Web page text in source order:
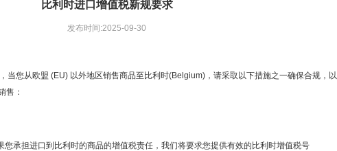
比利时进口增值税新规要求
发布时间:2025-09-30
当您从欧盟 (EU) 以外地区销售商品至比利时(Belgium) ，请采取以下措施之一确保合规，以
售：
您承担进口到比利时的商品的增值税责任，我们将要求您提供有效的比利时增值税号